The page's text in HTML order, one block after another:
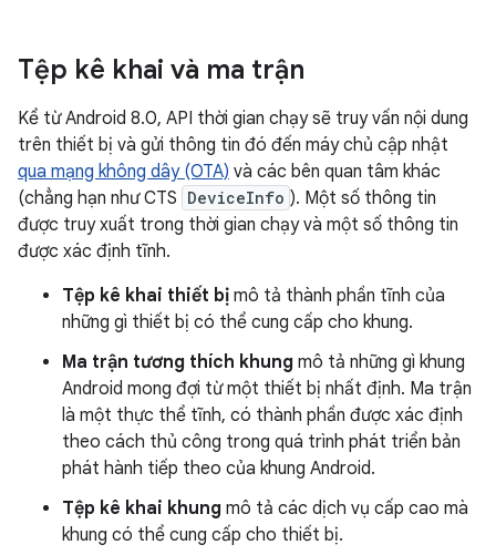
Tệp kê khai và ma trận
Kể từ Android 8.0, API thời gian chạy sẽ truy vấn nội dung
trên thiết bị và gửi thông tin đó đến máy chủ cập nhật
qua mạng không dây (OTA) và các bên quan tâm khác
(chẳng hạn như CTS DeviceInfo ). Một số thông tin
được truy xuất trong thời gian chạy và một số thông tin
được xác định tĩnh.
Tệp kê khai thiết bị mô tả thành phần tĩnh của
những gì thiết bị có thể cung cấp cho khung.
Ma trận tương thích khung mô tả những gì khung
Android mong đợi từ một thiết bị nhất định. Ma trận
là một thực thể tĩnh, có thành phần được xác định
theo cách thủ công trong quá trình phát triển bản
phát hành tiếp theo của khung Android.
Tệp kê khai khung mô tả các dịch vụ cấp cao mà
khung có thể cung cấp cho thiết bị.